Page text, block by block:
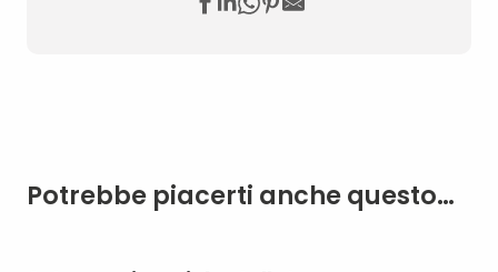
Potrebbe piacerti anche questo…